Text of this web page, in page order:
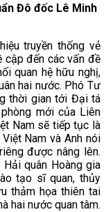
Đô đốc Lê Minh
truyền thống vẻ
cập đến các vấn đề
quan hệ hữu nghị,
hai nước. Phó Tư
thời gian tới Đại tá
mới của Liên
Nam sẽ tiếp tục là
Nam và Anh nói
được nâng lên.
quân Hoàng gia
tạo sĩ quan, thủy
thảm họa thiên tai
hai nước quan tâm.